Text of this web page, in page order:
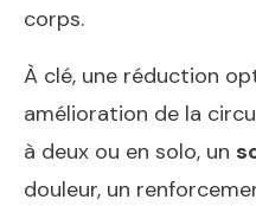
corps.
À clé, une réduction
amélioration de la
à deux ou en solo, un
douleur, un